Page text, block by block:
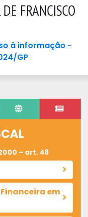
FRANCISCO
à informação -
GP
– art. 48
em